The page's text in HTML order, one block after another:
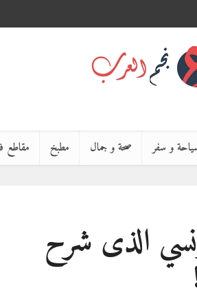
و سفر صحة و جمال مطبخ مقاطع
الذى شرح